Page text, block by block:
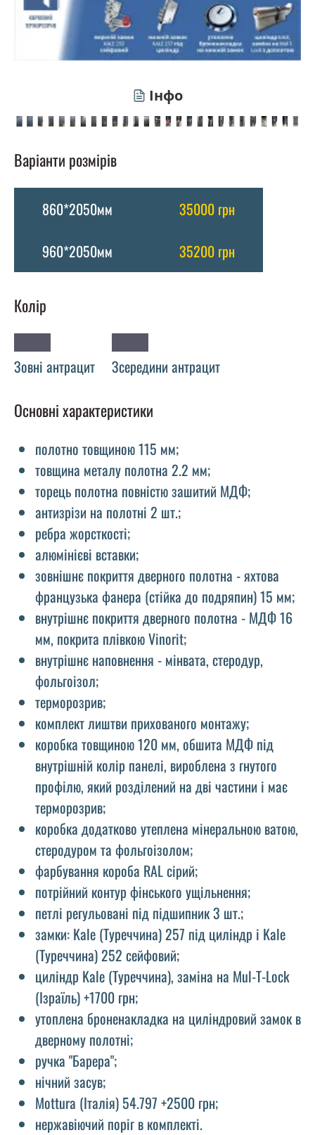
Інфо
Варіанти розмірів
860*2050мм
35000 грн
960*2050мм
35200 грн
Колір
Зовні антрацит Зсередини антрацит
Основні характеристики
полотно товщиною 115 мм;
товщина металу полотна 2.2 мм;
торець полотна повністю зашитий МДФ;
антизрізи на полотні 2 шт.;
ребра жорсткості;
алюмінієві вставки;
зовнішнє покриття дверного полотна - яхтова
французька фанера (стійка до подряпин) 15 мм;
внутрішнє покриття дверного полотна - МДФ 16
мм, покрита плівкою Vinorit;
внутрішнє наповнення - мінвата, стеродур,
фольгоізол;
терморозрив;
комплект лиштви прихованого монтажу;
коробка товщиною 120 мм, обшита МДФ під
внутрішній колір панелі, вироблена з гнутого
профілю, який розділений на дві частини і має
терморозрив;
коробка додатково утеплена мінеральною ватою,
стеродуром та фольгоізолом;
фарбування короба RAL сірий;
потрійний контур фінського ущільнення;
петлі регульовані під підшипник 3 шт.;
замки: Kale (Туреччина) 257 під циліндр і Kale
(Туреччина) 252 сейфовий;
циліндр Kale (Туреччина), заміна на Mul-T-Lock
(Ізраїль) +1700 грн;
утоплена броненакладка на циліндровий замок в
дверному полотні;
ручка "Барера";
нічний засув;
Mottura (Італія) 54.797 +2500 грн;
нержавіючий поріг в комплекті.